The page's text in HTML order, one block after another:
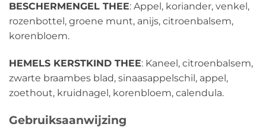
BESCHERMENGEL THEE: Appel, koriander, venkel,
rozenbottel, groene munt, anijs, citroenbalsem,
korenbloem.
HEMELS KERSTKIND THEE: Kaneel, citroenbalsem,
zwarte braambes blad, sinaasappelschil, appel,
zoethout, kruidnagel, korenbloem, calendula.
Gebruiksaanwijzing